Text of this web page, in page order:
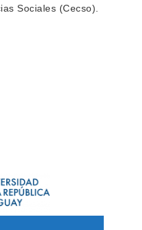
Sociales (Cecso).